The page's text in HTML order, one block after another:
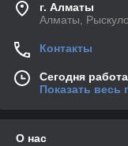
г. Алматы
Алматы,
Контакты
Сегодня
Показать весь
О нас